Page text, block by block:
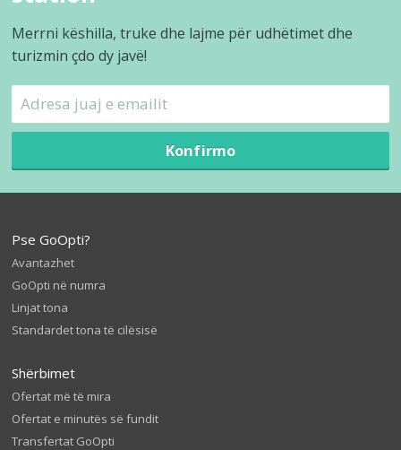
Merrni këshilla, truke dhe lajme për udhëtimet dhe
turizmin çdo dy javë!
Konfirmo
Pse GoOpti?
Avantazhet
GoOpti në numra
Linjat tona
Standardet tona të cilësisë
Shërbimet
Ofertat më të mira
Ofertat e minutës së fundit
Transfertat GoOpti